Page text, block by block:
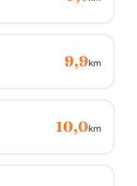
9,9km
10,0km